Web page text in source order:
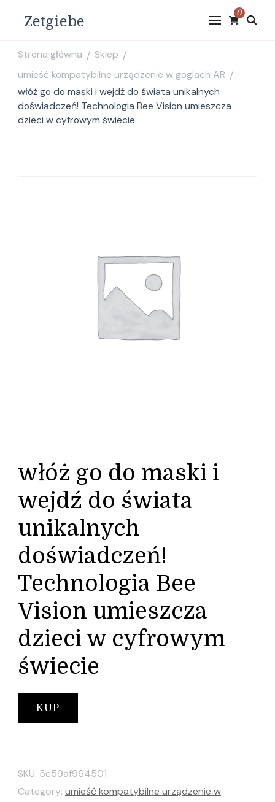
Zetgiebe 0
Strona główna / Sklep /
umieść kompatybilne urządzenie w goglach AR /
włóż go do maski i wejdź do świata unikalnych
doświadczeń! Technologia Bee Vision umieszcza
dzieci w cyfrowym świecie
włóż go do maski i
wejdź do świata
unikalnych
doświadczeń!
Technologia Bee
Vision umieszcza
dzieci w cyfrowym
świecie
KUP
SKU: 5c59af964501
Category: umieść kompatybilne urządzenie w